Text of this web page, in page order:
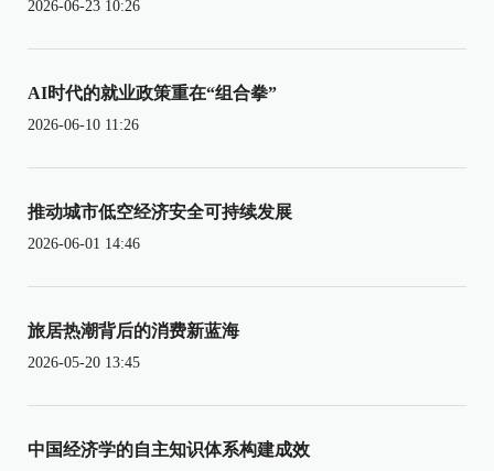
2026-06-23 10:26
AI时代的就业政策重在“组合拳”
2026-06-10 11:26
推动城市低空经济安全可持续发展
2026-06-01 14:46
旅居热潮背后的消费新蓝海
2026-05-20 13:45
中国经济学的自主知识体系构建成效